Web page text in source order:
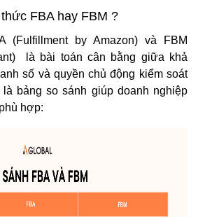
FBA hay FBM ?
(Fulfillment by Amazon) và FBM
là bài toán cân bằng giữa khả
số và quyền chủ động kiểm soát
bảng so sánh giúp doanh nghiệp
hợp: